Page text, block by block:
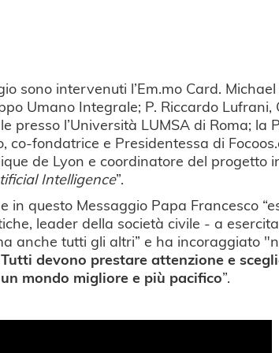
sono intervenuti l’Em.mo Card. Michael
Umano Integrale; P. Riccardo Lufrani,
presso l’Università LUMSA di Roma; la
co-fondatrice e Presidentessa di
de Lyon e coordinatore del progetto
Intelligence”.
in questo Messaggio Papa Francesco
leader della società civile - a
anche tutti gli altri” e ha incoraggiato
Tutti devono prestare attenzione e
mondo migliore e più pacifico”.